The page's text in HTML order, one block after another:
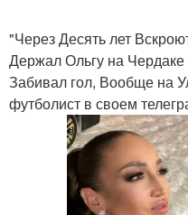
"Через Десять лет
Держал Ольгу на
Забивал гол, Вообще на
футболист в своем